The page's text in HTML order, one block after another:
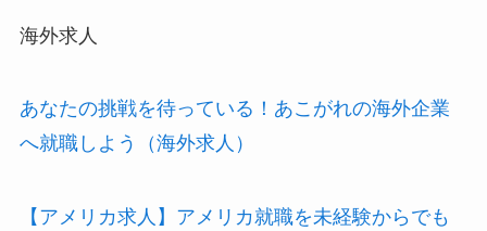
海外求人
あなたの挑戦を待っている！あこがれの海外企業
へ就職しよう（海外求人）
【アメリカ求人】アメリカ就職を未経験からでも